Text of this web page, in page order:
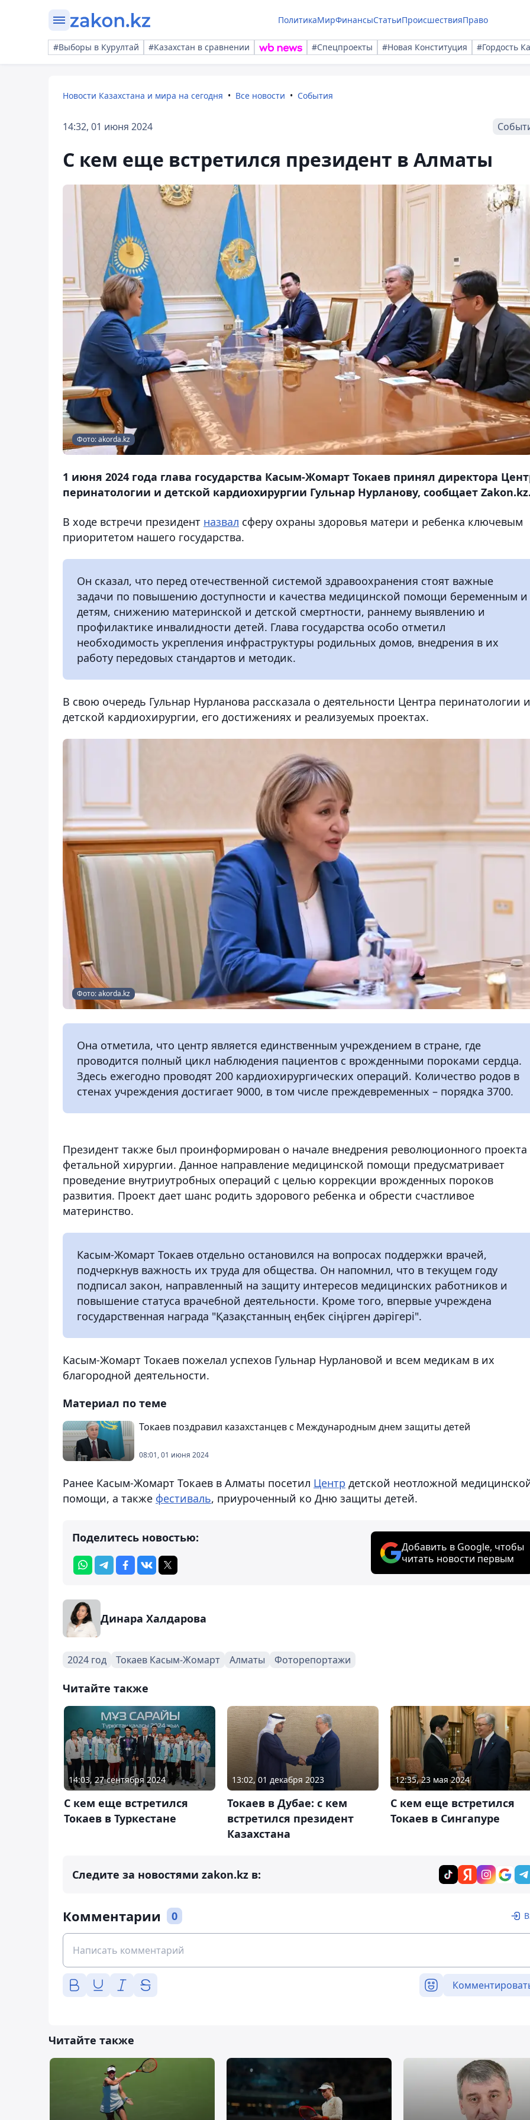
ПолитикаМирФинансыСтатьиПроисшествияПраво
#Выборы в Курултай #Казахстан в сравнении #Спецпроекты #Новая Конституция #Гордость
Новости Казахстана и мира на сегодня Все новости События
14:32, 01 июня 2024
С кем еще встретился президент в Алматы
Фото: akorda.kz
1 июня 2024 года глава государства Касым-Жомарт Токаев принял директора
перинатологии и детской кардиохирургии Гульнар Нурланову, сообщает
В ходе встречи президент назвал сферу охраны здоровья матери и ребенка ключевым
приоритетом нашего государства.
Он сказал, что перед отечественной системой здравоохранения стоят важные
задачи по повышению доступности и качества медицинской помощи беременным и
детям, снижению материнской и детской смертности, раннему выявлению и
профилактике инвалидности детей. Глава государства особо отметил
необходимость укрепления инфраструктуры родильных домов, внедрения в их
работу передовых стандартов и методик.
В свою очередь Гульнар Нурланова рассказала о деятельности Центра перинатологии и
детской кардиохирургии, его достижениях и реализуемых проектах.
Фото: akorda.kz
Она отметила, что центр является единственным учреждением в стране, где
проводится полный цикл наблюдения пациентов с врожденными пороками сердца.
Здесь ежегодно проводят 200 кардиохирургических операций. Количество родов в
стенах учреждения достигает 9000, в том числе преждевременных – порядка 3700.
Президент также был проинформирован о начале внедрения революционного проекта
фетальной хирургии. Данное направление медицинской помощи предусматривает
проведение внутриутробных операций с целью коррекции врожденных пороков
развития. Проект дает шанс родить здорового ребенка и обрести счастливое
материнство.
Касым-Жомарт Токаев отдельно остановился на вопросах поддержки врачей,
подчеркнув важность их труда для общества. Он напомнил, что в текущем году
подписал закон, направленный на защиту интересов медицинских работников и
повышение статуса врачебной деятельности. Кроме того, впервые учреждена
государственная награда "Қазақстанның еңбек сіңірген дәрігері".
Касым-Жомарт Токаев пожелал успехов Гульнар Нурлановой и всем медикам в их
благородной деятельности.
Материал по теме
Токаев поздравил казахстанцев с Международным днем защиты детей
08:01, 01 июня 2024
Ранее Касым-Жомарт Токаев в Алматы посетил Центр детской неотложной
помощи, а также фестиваль, приуроченный ко Дню защиты детей.
Поделитесь новостью:
Добавить в Google, чтобы
читать новости первым
Динара Халдарова
2024 год Токаев Касым-Жомарт Алматы Фоторепортажи
Читайте также
14:03, 27 сентября 2024
С кем еще встретился
Токаев в Туркестане
13:02, 01 декабря 2023
Токаев в Дубае: с кем
встретился президент
Казахстана
12:35, 23 мая 2024
С кем еще встретился
Токаев в Сингапуре
Следите за новостями zakon.kz в:
Комментарии 0
Читайте также